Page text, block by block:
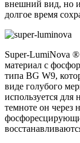
внешний вид, но и
долгое время
Super-LumiNova ®
материал с
типа BG W9,
виде голубого
используется для
темноте он через